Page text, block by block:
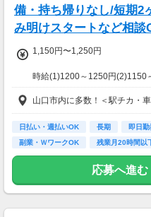
備・持ち帰りなし/短期
み明けスタートなど相談
1,150円〜1,250円
時給(1)1200～1250円(2)1150
(1)週40ｈ以上
(2)週40ｈ未満
【月収例】
220000円（時給1250円
★シフト例：9-18時、7-11時
など
山口市内に多数！＜駅チカ・
日払い・週払いOK 長期 即日
副業・ＷワークOK
残業月20時間以
フリーター歓迎
応募へ進む